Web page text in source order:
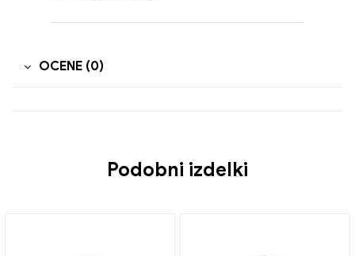
OCENE (0)
Podobni izdelki